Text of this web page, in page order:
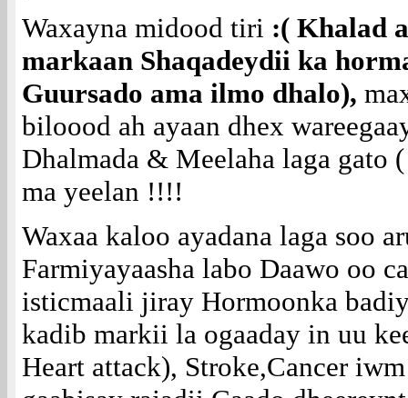
Waxayna midood tiri :( Khalad
markaan Shaqadeydii ka
Guursado ama ilmo dhalo),
biloood ah ayaan dhex
Dhalmada & Meelaha laga gato
ma yeelan !!!!
Waxaa kaloo ayadana laga soo
Farmiyayaasha labo Daawo oo
isticmaali jiray Hormoonka
kadib markii la ogaaday in uu
Heart attack), Stroke,Cancer